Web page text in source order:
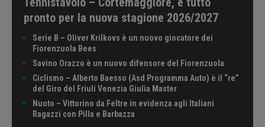
pronto per la nuova stagione 2026/2027
Serie B – Oliver Krilkovs è un nuovo giocatore dei
Fiorenzuola Bees
Savino Orazzo è un nuovo difensore del Fiorenzuola
Ciclismo – Alberto Baesso (Asd Programma Auto) è il “re”
del Giro del Friuli Venezia Giulia Master
Nuoto – Vittorino da Feltre in evidenza agli Italiani
Ragazzi con Pilla e Barbazza